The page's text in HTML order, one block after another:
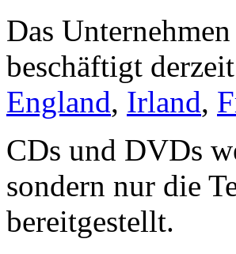
Das
beschäftigt
England, Irland,
CDs und DVDs
sondern nur die
bereitgestellt.